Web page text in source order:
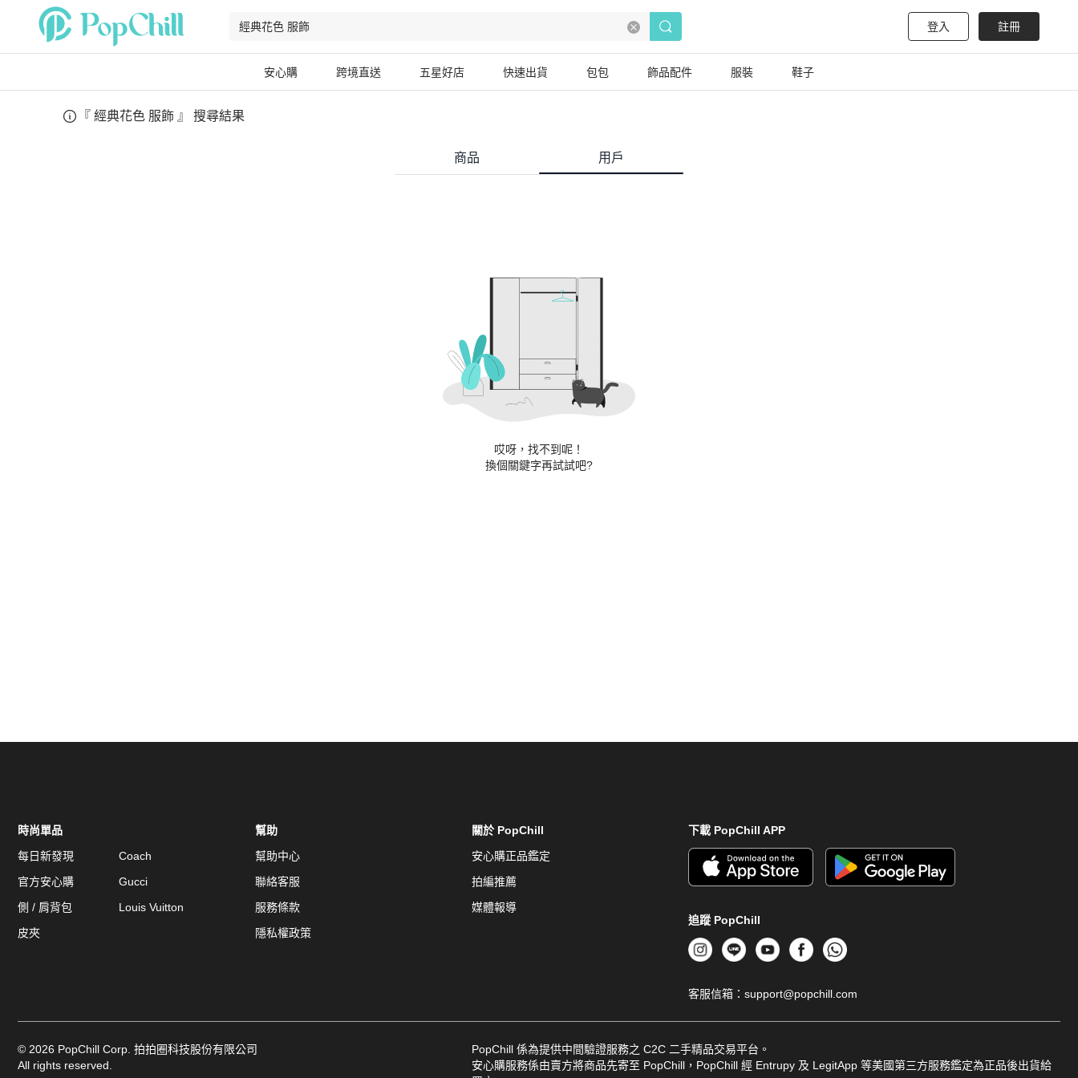
登入 註冊
安心購 跨境直送 五星好店 快速出貨 包包 飾品配件 服裝 鞋子
『 經典花色 服飾 』 搜尋結果
商品 用戶
哎呀，找不到呢！
換個關鍵字再試試吧?
下載 PopChill APP
追蹤 PopChill
客服信箱： support@popchill.com
時尚單品
每日新發現
官方安心購
側 / 肩背包
皮夾
Coach
Gucci
Louis Vuitton
幫助
幫助中心
聯絡客服
服務條款
隱私權政策
關於 PopChill
安心購正品鑑定
拍編推薦
媒體報導
© 2026 PopChill Corp. 拍拍圈科技股份有限公司
All rights reserved.
PopChill 係為提供中間驗證服務之 C2C 二手精品交易平台。
安心購服務係由賣方將商品先寄至 PopChill，PopChill 經 Entrupy 及 LegitApp 等美國第三方服務鑑定為正品後出貨給